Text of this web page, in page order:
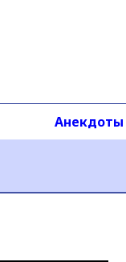
Анекдоты